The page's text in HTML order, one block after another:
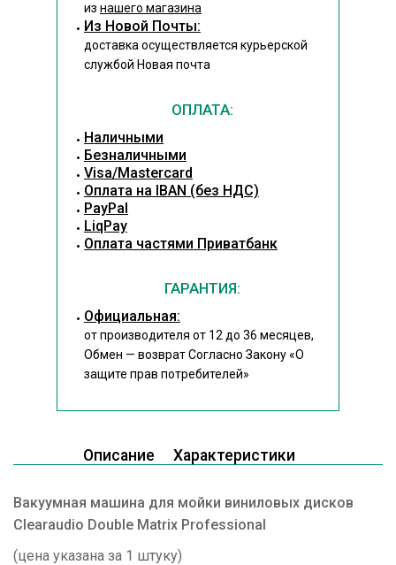
из нашего магазина
Из Новой Почты:
доставка осуществляется курьерской
службой Новая почта
ОПЛАТА:
Наличными
Безналичными
Visa/Mastercard
Оплата на IBAN (без НДС)
PayPal
LiqPay
Оплата частями Приватбанк
ГАРАНТИЯ:
Официальная:
от производителя от 12 до 36 месяцев,
Обмен — возврат Согласно Закону«О
защите прав потребителей»
Описание Характеристики
Вакуумная машина для мойки виниловых дисков
Clearaudio Double Matrix Professional
(цена указана за 1 штуку)